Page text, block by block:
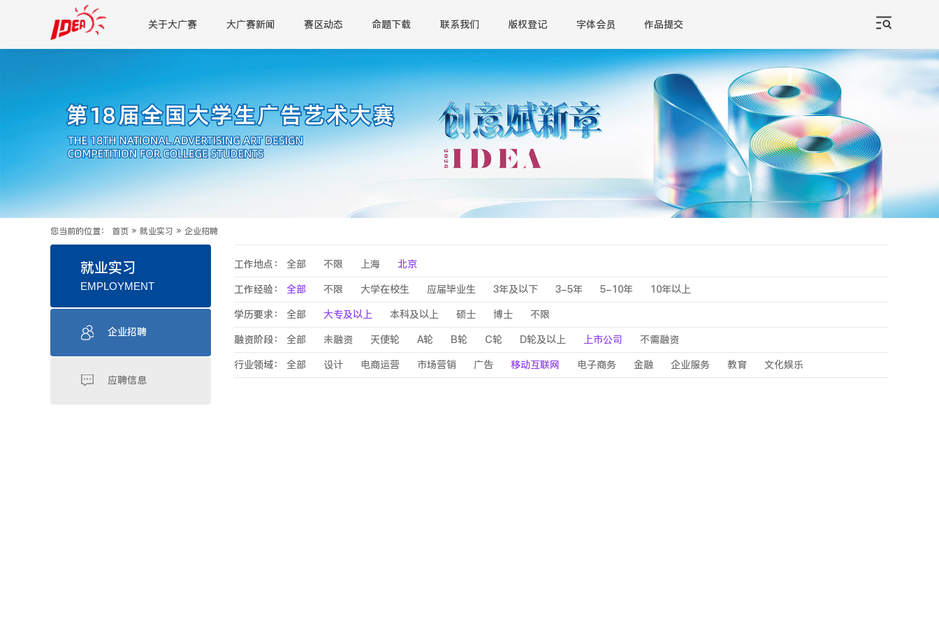
关于大广赛 大广赛新闻 赛区动态 命题下载 联系我们 版权登记 字体会员 作品提交
您当前的位置： 首页 » 就业实习 » 企业招聘
就业实习
EMPLOYMENT
企业招聘
应聘信息
工作地点： 全部 不限 上海 北京
工作经验： 全部 不限 大学在校生 应届毕业生 3年及以下 3-5年 5-10年 10年以上
学历要求： 全部 大专及以上 本科及以上 硕士 博士 不限
融资阶段： 全部 未融资 天使轮 A轮 B轮 C轮 D轮及以上 上市公司 不需融资
行业领域： 全部 设计 电商运营 市场营销 广告 移动互联网 电子商务 金融 企业服务 教育 文化娱乐